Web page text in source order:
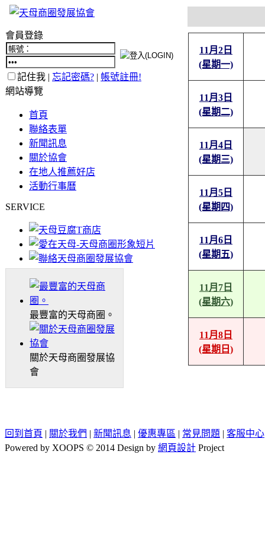
會員登錄
記住我 | 忘記密碼? | 帳號註冊!
網站導覽
首頁
聯絡表單
新聞訊息
關於協會
在地人推薦好店
活動行事曆
SERVICE
最豐富的天母商圈。
關於天母商圈發展協
會
11月2日
(星期一)
11月3日
(星期二)
11月4日
(星期三)
11月5日
(星期四)
11月6日
(星期五)
11月7日
(星期六)
11月8日
(星期日)
回到首頁 | 關於我們 | 新聞訊息 | 優惠專區 | 常見問題 | 客服中心
Powered by XOOPS © 2014 Design by 網頁設計 Project